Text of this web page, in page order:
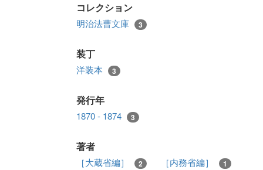
コレクション
明治法曹文庫 3
装丁
洋装本 3
発行年
1870 - 1874 3
著者
［大蔵省編］ 2 ［内務省編］ 1